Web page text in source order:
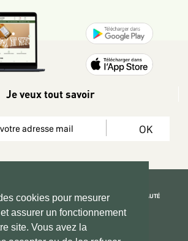
cookies pour mesurer
assurer un fonctionnement
site. Vous avez la
Je veux tout savoir
OK
place.fr
REJOIGNEZ LA COMMUNAUTÉ